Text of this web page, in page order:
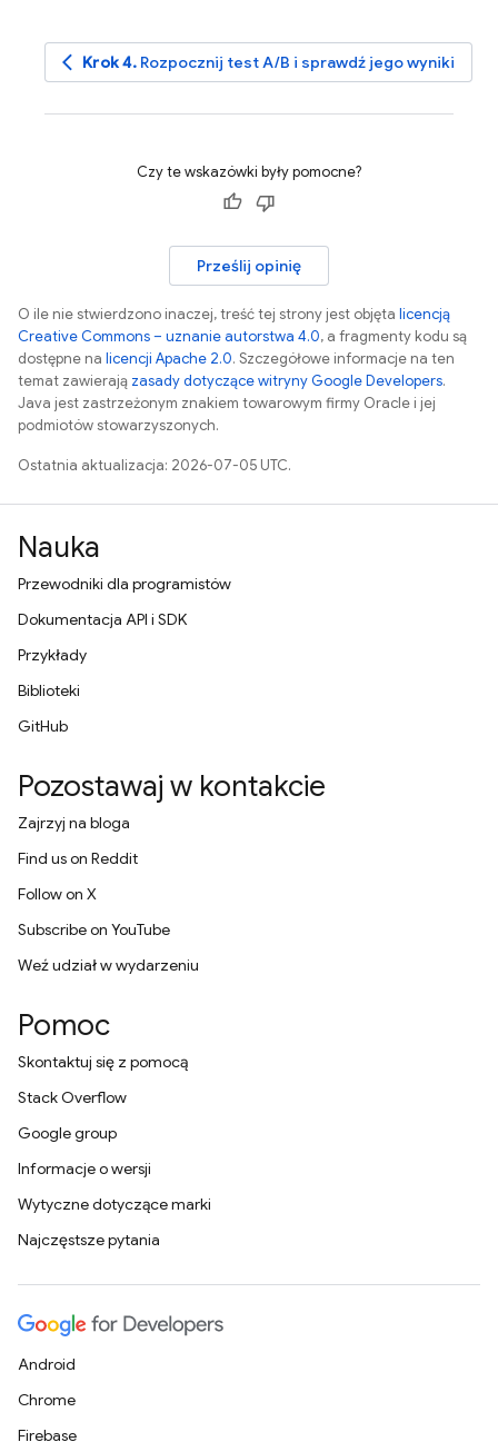
arrow_back_ios Krok 4.Rozpocznij test A/B i sprawdź jego wyniki
Czy te wskazówki były pomocne?
Prześlij opinię
O ile nie stwierdzono inaczej, treść tej strony jest objęta licencją
Creative Commons – uznanie autorstwa 4.0, a fragmenty kodu są
dostępne na licencji Apache 2.0. Szczegółowe informacje na ten
temat zawierają zasady dotyczące witryny Google Developers.
Java jest zastrzeżonym znakiem towarowym firmy Oracle i jej
podmiotów stowarzyszonych.
Ostatnia aktualizacja: 2026-07-05 UTC.
Nauka
Przewodniki dla programistów
Dokumentacja API i SDK
Przykłady
Biblioteki
GitHub
Pozostawaj w kontakcie
Zajrzyj na bloga
Find us on Reddit
Follow on X
Subscribe on YouTube
Weź udział w wydarzeniu
Pomoc
Skontaktuj się z pomocą
Stack Overflow
Google group
Informacje o wersji
Wytyczne dotyczące marki
Najczęstsze pytania
Android
Chrome
Firebase